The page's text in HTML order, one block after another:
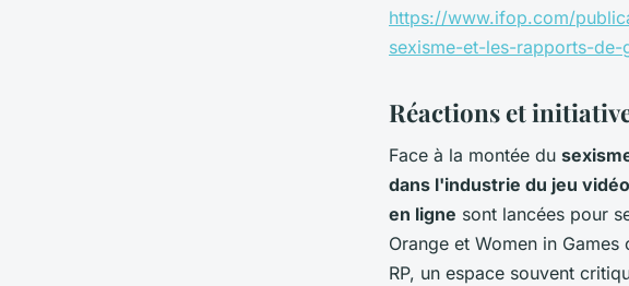
https://www.ifop.com/
sexisme-et-les-rapports-
Réactions et
Face à la montée du
dans l'industrie du jeu vidéo
en ligne sont lancées pour
Orange et Women in
RP, un espace souvent